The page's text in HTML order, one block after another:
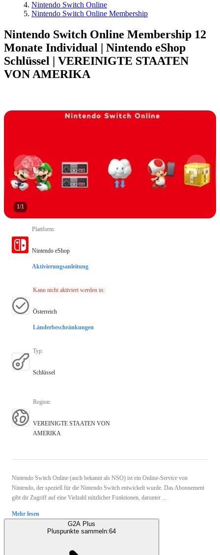
Nintendo Switch Online
Nintendo Switch Online Membership
Nintendo Switch Online Membership 12
Monate Individual | Nintendo eShop
Schlüssel | VEREINIGTE STAATEN
VON AMERIKA
1/1
Plattform:
Nintendo eShop
Aktivierungsanleitung
Kann nicht aktiviert werden in:
Österreich
Länderbeschränkungen
Typ:
Schlüssel
Region:
VEREINIGTE STAATEN VON
AMERIKA
Nintendo Switch Online (auch bekannt als NSO) ist ein Online-Service von
Nintendo, der speziell für die Nintendo Switch entwickelt wurde. Das Abonnement
gibt dir Zugriff auf eine Vielzahl nützlicher Funktionen, darunter ...
Mehr lesen
G2A Plus
Pluspunkte sammeln:64